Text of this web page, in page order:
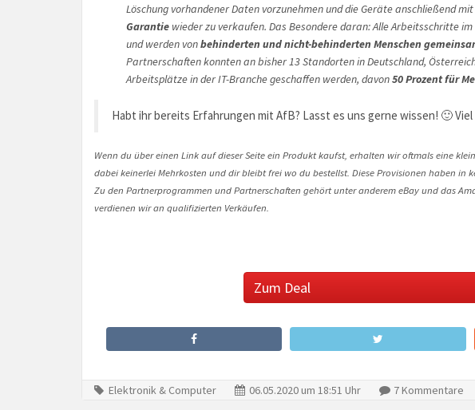
Löschung vorhandener Daten vorzunehmen und die Geräte anschließend mit
Garantie wieder zu verkaufen. Das Besondere daran: Alle Arbeitsschritte
und werden vonbehinderten und nicht-behinderten Menschen
Partnerschaften konnten an bisher 13 Standorten in Deutschland,
Arbeitsplätze in der IT-Branche geschaffen werden, davon50 Prozent für
Habt ihr bereits Erfahrungen mit AfB? Lasst es uns gerne wissen! 🙂 Viel
Wenn du über einen Link auf dieser Seite ein Produkt kaufst, erhalten wir oftmals eine
dabei keinerlei Mehrkosten und dir bleibt frei wo du bestellst. Diese Provisionen haben in
Zu den Partnerprogrammen und Partnerschaften gehört unter anderem eBay und das
verdienen wir an qualifizierten Verkäufen.
Zum Deal
Elektronik & Computer 06.05.2020 um 18:51 Uhr 7 Kommentare